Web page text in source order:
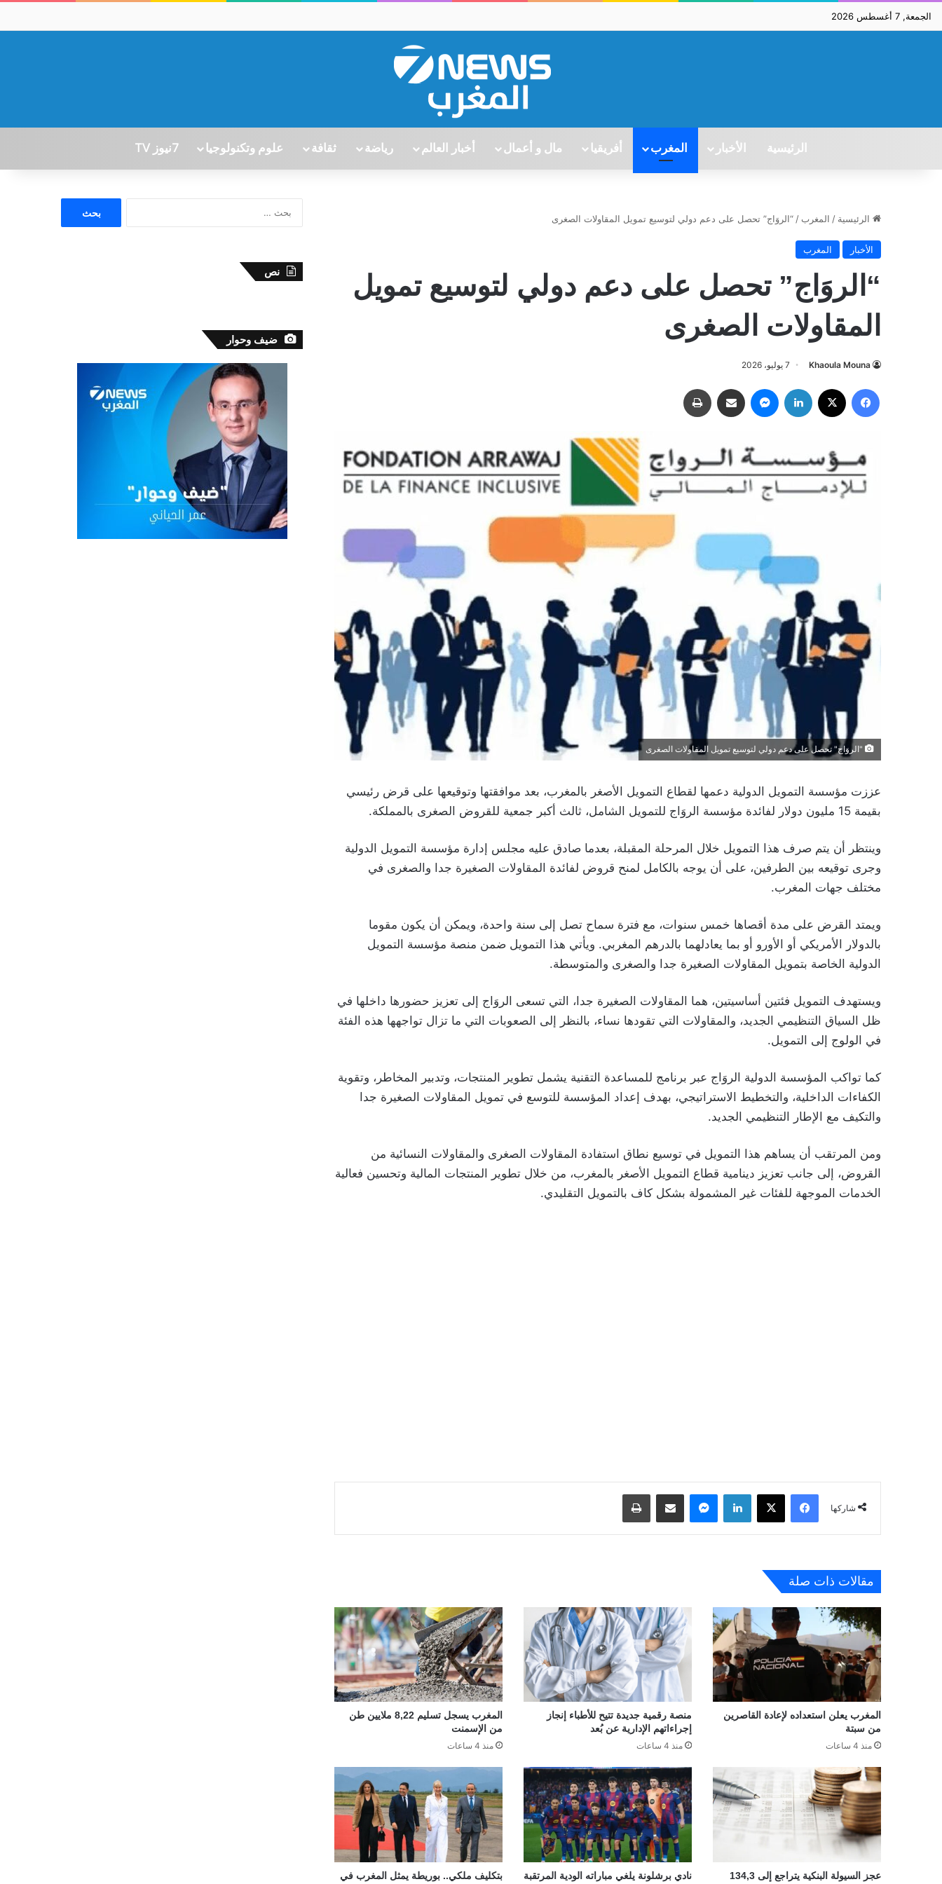
الجمعة, 7 أغسطس 2026
الرئيسية الأخبار المغرب أفريقيا مال و أعمال أخبار العالم رياضة ثقافة علوم وتكنولوجيا 7نيوز TV
الرئيسية / المغرب / “الروَاج” تحصل على دعم دولي لتوسيع تمويل المقاولات الصغرى
الأخبار المغرب
“الروَاج” تحصل على دعم دولي لتوسيع تمويل
المقاولات الصغرى
Khaoula Mouna 7 يوليو، 2026
"الروَاج" تحصل على دعم دولي لتوسيع تمويل المقاولات الصغرى
عززت مؤسسة التمويل الدولية دعمها لقطاع التمويل الأصغر بالمغرب، بعد موافقتها وتوقيعها على قرض رئيسي
بقيمة 15 مليون دولار لفائدة مؤسسة الروَاج للتمويل الشامل، ثالث أكبر جمعية للقروض الصغرى بالمملكة.
وينتظر أن يتم صرف هذا التمويل خلال المرحلة المقبلة، بعدما صادق عليه مجلس إدارة مؤسسة التمويل الدولية
وجرى توقيعه بين الطرفين، على أن يوجه بالكامل لمنح قروض لفائدة المقاولات الصغيرة جدا والصغرى في
مختلف جهات المغرب.
ويمتد القرض على مدة أقصاها خمس سنوات، مع فترة سماح تصل إلى سنة واحدة، ويمكن أن يكون مقوما
بالدولار الأمريكي أو الأورو أو بما يعادلهما بالدرهم المغربي. ويأتي هذا التمويل ضمن منصة مؤسسة التمويل
الدولية الخاصة بتمويل المقاولات الصغيرة جدا والصغرى والمتوسطة.
ويستهدف التمويل فئتين أساسيتين، هما المقاولات الصغيرة جدا، التي تسعى الروَاج إلى تعزيز حضورها داخلها في
ظل السياق التنظيمي الجديد، والمقاولات التي تقودها نساء، بالنظر إلى الصعوبات التي ما تزال تواجهها هذه الفئة
في الولوج إلى التمويل.
كما تواكب المؤسسة الدولية الروَاج عبر برنامج للمساعدة التقنية يشمل تطوير المنتجات، وتدبير المخاطر، وتقوية
الكفاءات الداخلية، والتخطيط الاستراتيجي، بهدف إعداد المؤسسة للتوسع في تمويل المقاولات الصغيرة جدا
والتكيف مع الإطار التنظيمي الجديد.
ومن المرتقب أن يساهم هذا التمويل في توسيع نطاق استفادة المقاولات الصغرى والمقاولات النسائية من
القروض، إلى جانب تعزيز دينامية قطاع التمويل الأصغر بالمغرب، من خلال تطوير المنتجات المالية وتحسين فعالية
الخدمات الموجهة للفئات غير المشمولة بشكل كاف بالتمويل التقليدي.
شاركها
فيسبوك لينكدإن
مقالات ذات صلة
المغرب يعلن استعداده لإعادة القاصرين
من سبتة
منذ 4 ساعات
منصة رقمية جديدة تتيح للأطباء إنجاز
إجراءاتهم الإدارية عن بُعد
منذ 4 ساعات
المغرب يسجل تسليم 8,22 ملايين طن
من الإسمنت
منذ 4 ساعات
عجز السيولة البنكية يتراجع إلى 134,3
نادي برشلونة يلغي مباراته الودية المرتقبة
بتكليف ملكي.. بوريطة يمثل المغرب في
نص
ضيف وحوار